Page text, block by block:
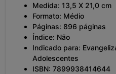
Medida: 13,5 X 21,0 cm
Formato: Médio
Páginas: 896 páginas
Índice: Não
Indicado para:
Adolescentes
ISBN: 7899938414644